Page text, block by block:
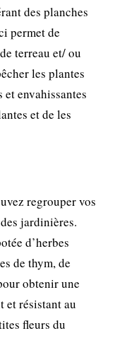
des planches
permet de
terreau et/ ou
les plantes
envahissantes
et de les
regrouper vos
jardinières.
d’herbes
de thym, de
obtenir une
et résistant au
fleurs du